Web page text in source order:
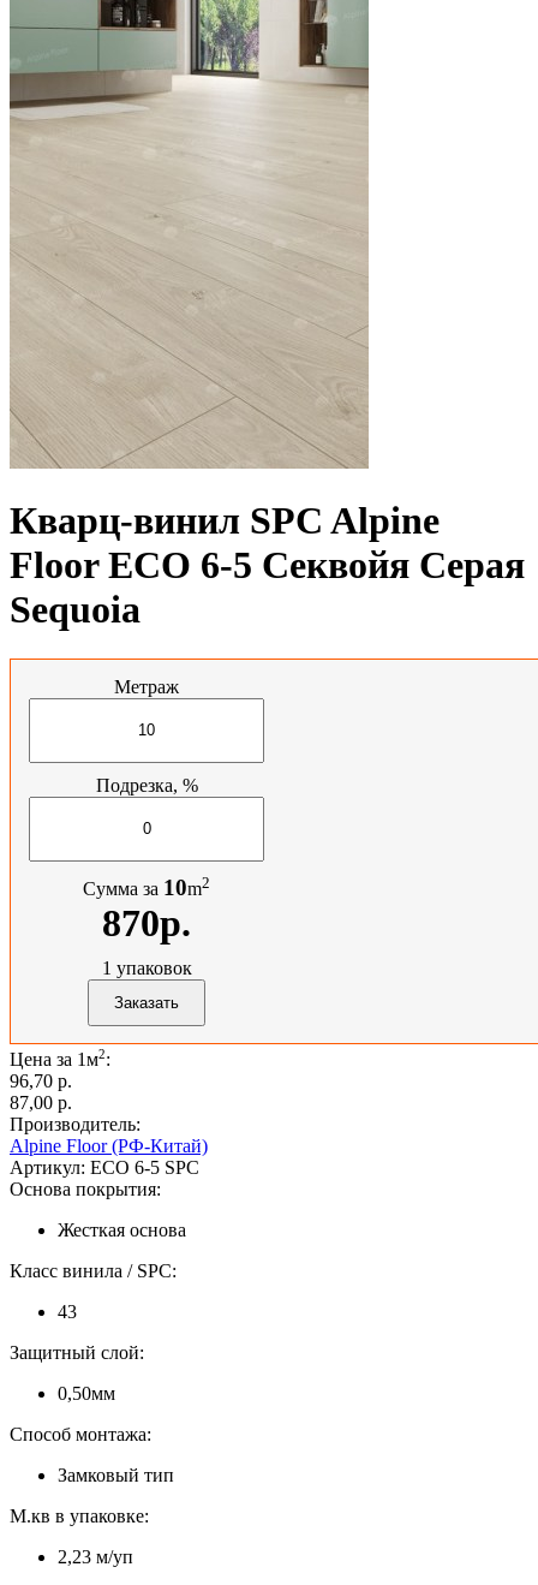
Кварц-винил SPC Alpine
Floor ЕСО 6-5 Секвойя Серая
Sequoia
Метраж
Подрезка, %
Сумма за 10m2
870р.
1 упаковок
Цена за 1м2:
96,70 p.
87,00 p.
Производитель:
Alpine Floor (РФ-Китай)
Артикул: ECO 6-5 SPC
Основа покрытия:
Жесткая основа
Класс винила / SPC:
43
Защитный слой:
0,50мм
Способ монтажа:
Замковый тип
М.кв в упаковке:
2,23 м/уп